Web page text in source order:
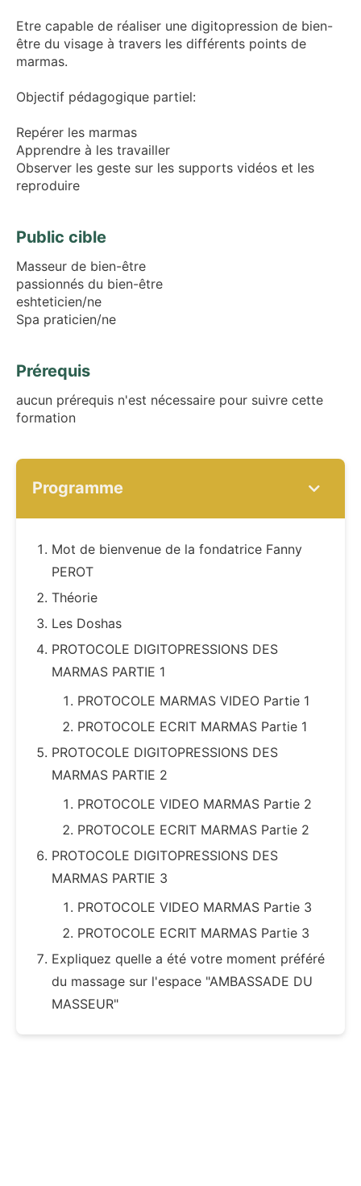
Etre capable de réaliser une digitopression de bien-
être du visage à travers les différents points de
marmas.
Objectif pédagogique partiel:
Repérer les marmas
Apprendre à les travailler
Observer les geste sur les supports vidéos et les
reproduire
Public cible
Masseur de bien-être
passionnés du bien-être
eshteticien/ne
Spa praticien/ne
Prérequis
aucun prérequis n'est nécessaire pour suivre cette
formation
Programme
Mot de bienvenue de la fondatrice Fanny
PEROT
Théorie
Les Doshas
PROTOCOLE DIGITOPRESSIONS DES
MARMAS PARTIE 1
PROTOCOLE MARMAS VIDEO Partie 1
PROTOCOLE ECRIT MARMAS Partie 1
PROTOCOLE DIGITOPRESSIONS DES
MARMAS PARTIE 2
PROTOCOLE VIDEO MARMAS Partie 2
PROTOCOLE ECRIT MARMAS Partie 2
PROTOCOLE DIGITOPRESSIONS DES
MARMAS PARTIE 3
PROTOCOLE VIDEO MARMAS Partie 3
PROTOCOLE ECRIT MARMAS Partie 3
Expliquez quelle a été votre moment préféré
du massage sur l'espace "AMBASSADE DU
MASSEUR"